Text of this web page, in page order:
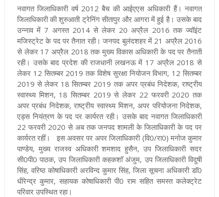
नवागत जिलाधिकारी वर्ष 2012 बैच की आईएएस अधिकारी हैं। नवागत
जिलाधिकारी की शुरुआती ट्रेनिंग सीतापुर और आगरा में हुई है। उसके बाद
उन्नाव में 7 अगस्त 2014 से लेकर 20 अप्रैल 2016 तक ज्वॉइंट
मजिस्ट्रेट के पद पर तैनात रही। जनपद बुलंदशहर में 21 अप्रैल 2016
से लेकर 17 अप्रैल 2018 तक मुख्य विकास अधिकारी के पद पर तैनाती
रही। उसके बाद प्रदेश की राजधानी लखनऊ में 17 अप्रैल 2018 से
लेकर 12 सितम्बर 2019 तक विशेष सुरक्षा नियोजन विभाग, 12 सितम्बर
2019 से लेकर 18 सितम्बर 2019 तक अपर प्रबंध निदेशक, राष्ट्रीय
स्वास्थ्य मिशन, 18 सितम्बर 2019 से लेकर 22 फरवरी 2020 तक
अपर प्रबंध निदेशक, राष्ट्रीय स्वास्थ्य मिशन, अपर परियोजना निदेशक,
एड्स नियंत्रण के पद पर कार्यरत रही। उसके बाद नवागत जिलाधिकारी
22 फरवरी 2020 से अब तक जनपद शामली के जिलाधिकारी के पद पर
कार्यरत रहीं। इस अवसर पर अपर जिलाधिकारी (वि0/रा0) मनोज कुमार
पाण्डेय, मुख्य राजस्व अधिकारी शमशाद हुसैन, उप जिलाधिकारी सदर
सी0पी0 पाठक, उप जिलाधिकारी कहकशाॅ अंजुम, उप जिलाधिकारी विदुषी
सिंह, वरिष्ठ कोषाधिकारी अरविन्द कुमार सिंह, जिला सूचना अधिकारी डाॅ0
धीरेन्द्र कुमार, सहायक कोषाधिकारी पी0 राम सहित समस्त कलेक्ट्रेट
परिवार उपस्थित रहा।